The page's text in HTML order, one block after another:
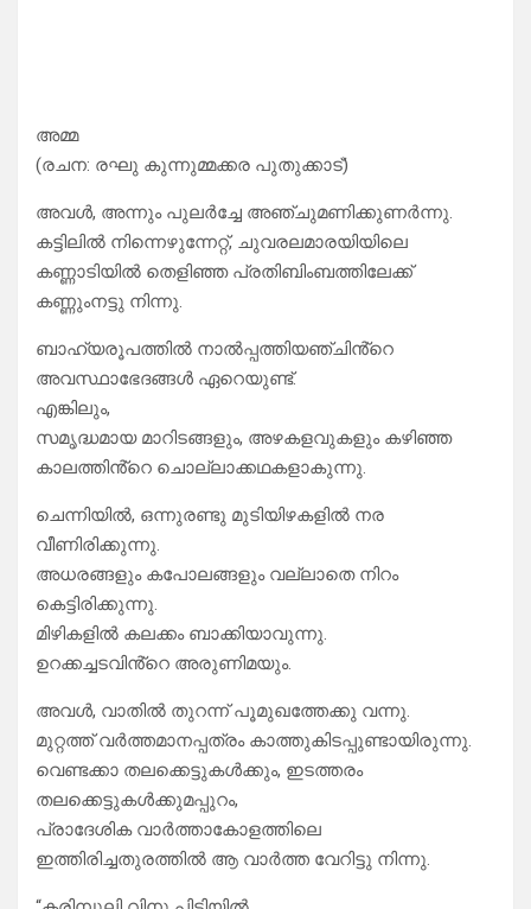
അമ്മ
(രചന: രഘു കുന്നുമ്മക്കര പുതുക്കാട്)
അവൾ, അന്നും പുലർച്ചേ അഞ്ചുമണിക്കുണർന്നു.
കട്ടിലിൽ നിന്നെഴുന്നേറ്റ്, ചുവരലമാരയിയിലെ
കണ്ണാടിയിൽ തെളിഞ്ഞ പ്രതിബിംബത്തിലേക്ക്
കണ്ണുംനട്ടു നിന്നു.
ബാഹ്യരൂപത്തിൽ നാൽപ്പത്തിയഞ്ചിൻ്റെ
അവസ്ഥാഭേദങ്ങൾ ഏറെയുണ്ട്.
എങ്കിലും,
സമൃദ്ധമായ മാറിടങ്ങളും, അഴകളവുകളും കഴിഞ്ഞ
കാലത്തിൻ്റെ ചൊല്ലാക്കഥകളാകുന്നു.
ചെന്നിയിൽ, ഒന്നുരണ്ടു മുടിയിഴകളിൽ നര
വീണിരിക്കുന്നു.
അധരങ്ങളും കപോലങ്ങളും വല്ലാതെ നിറം
കെട്ടിരിക്കുന്നു.
മിഴികളിൽ കലക്കം ബാക്കിയാവുന്നു.
ഉറക്കച്ചടവിൻ്റെ അരുണിമയും.
അവൾ, വാതിൽ തുറന്ന് പൂമുഖത്തേക്കു വന്നു.
മുറ്റത്ത് വർത്തമാനപ്പത്രം കാത്തുകിടപ്പുണ്ടായിരുന്നു.
വെണ്ടക്കാ തലക്കെട്ടുകൾക്കും, ഇടത്തരം
തലക്കെട്ടുകൾക്കുമപ്പുറം,
പ്രാദേശിക വാർത്താകോളത്തിലെ
ഇത്തിരിച്ചതുരത്തിൽ ആ വാർത്ത വേറിട്ടു നിന്നു.